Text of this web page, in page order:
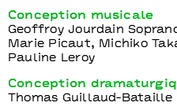
Conception musicale
Geoffroy Jourdain
Marie Picaut, Michiko
Pauline Leroy
Conception
Thomas Guillaud-Bataille